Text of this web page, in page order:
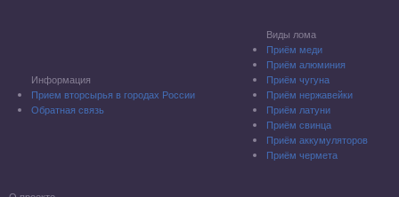
Информация
Прием вторсырья в городах России
Обратная связь
Виды лома
Приём меди
Приём алюминия
Приём чугуна
Приём нержавейки
Приём латуни
Приём свинца
Приём аккумуляторов
Приём чермета